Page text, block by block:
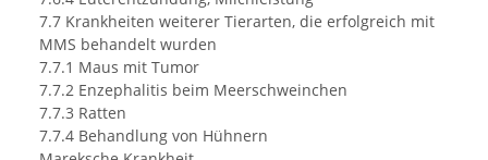
7.7 Krankheiten weiterer Tierarten, die erfolgreich mit
MMS behandelt wurden
7.7.1 Maus mit Tumor
7.7.2 Enzephalitis beim Meerschweinchen
7.7.3 Ratten
7.7.4 Behandlung von Hühnern